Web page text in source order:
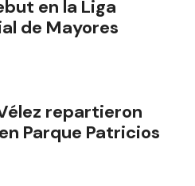
ante Regatas
en la Liga
repartieron